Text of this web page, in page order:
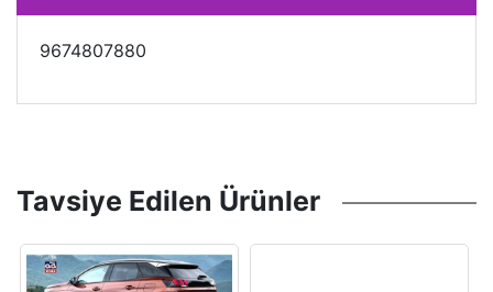
9674807880
Tavsiye Edilen Ürünler